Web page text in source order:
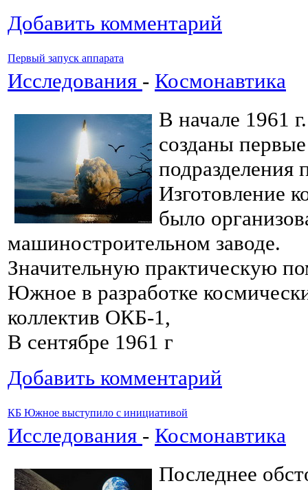
Добавить комментарий
Первый запуск аппарата
Исследования - Космонавтика
В начале 1961
созданы
подразделения
Изготовление
было
машиностроительном заводе.
Значительную практическую
Южное в разработке
коллектив ОКБ-1,
В сентябре 1961 г
Добавить комментарий
КБ Южное выступило с инициативой
Исследования - Космонавтика
Последнее